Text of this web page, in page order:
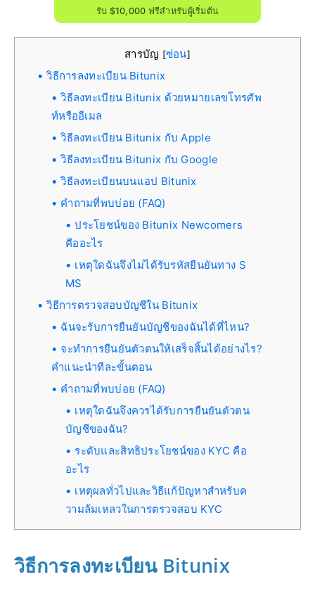
รับ $10,000 ฟรีสำหรับผู้เริ่มต้น
สารบัญ [ซ่อน]
วิธีการลงทะเบียน Bitunix
วิธีลงทะเบียน Bitunix ด้วยหมายเลขโทรศัพ
ท์หรืออีเมล
วิธีลงทะเบียน Bitunix กับ Apple
วิธีลงทะเบียน Bitunix กับ Google
วิธีลงทะเบียนบนแอป Bitunix
คำถามที่พบบ่อย (FAQ)
ประโยชน์ของ Bitunix Newcomers
คืออะไร
เหตุใดฉันจึงไม่ได้รับรหัสยืนยันทาง S
MS
วิธีการตรวจสอบบัญชีใน Bitunix
ฉันจะรับการยืนยันบัญชีของฉันได้ที่ไหน?
จะทำการยืนยันตัวตนให้เสร็จสิ้นได้อย่างไร?
คำแนะนำทีละขั้นตอน
คำถามที่พบบ่อย (FAQ)
เหตุใดฉันจึงควรได้รับการยืนยันตัวตน
บัญชีของฉัน?
ระดับและสิทธิประโยชน์ของ KYC คือ
อะไร
เหตุผลทั่วไปและวิธีแก้ปัญหาสำหรับค
วามล้มเหลวในการตรวจสอบ KYC
วิธีการลงทะเบียน Bitunix